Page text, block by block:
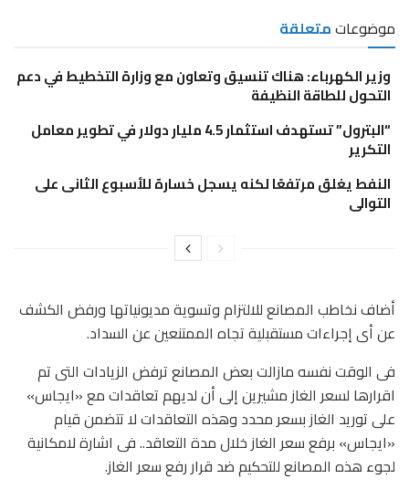
موضوعاتمتعلقة
وزير الكهرباء: هناك تنسيق وتعاون مع وزارة التخطيط في دعم
التحول للطاقة النظيفة
“البترول” تستهدف استثمار 4.5 مليار دولار في تطوير معامل
التكرير
النفط يغلق مرتفعًا لكنه يسجل خسارة للأسبوع الثانى على
التوالى
أضاف نخاطب المصانع للالتزام وتسوية مديونياتها ورفض الكشف
عن أى إجراءات مستقبلية تجاه الممتنعين عن السداد.
فى الوقت نفسه مازالت بعض المصانع ترفض الزيادات التى تم
اقرارها لسعر الغاز مشيرين إلى أن لديهم تعاقدات مع «ايجاس»
على توريد الغاز بسعر محدد وهذه التعاقدات لا تتضمن قيام
«ايجاس» برفع سعر الغاز خلال مدة التعاقد.. فى اشارة لامكانية
لجوء هذه المصانع للتحكيم ضد قرار رفع سعر الغاز.